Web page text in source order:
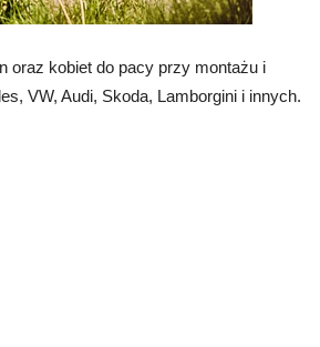
oraz kobiet do pacy przy montażu i
VW, Audi, Skoda, Lamborgini i innych.